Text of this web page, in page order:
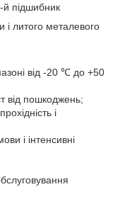
й підшибник
і литого металевого
від -20 ℃ до +50
від пошкоджень;
і
і інтенсивні